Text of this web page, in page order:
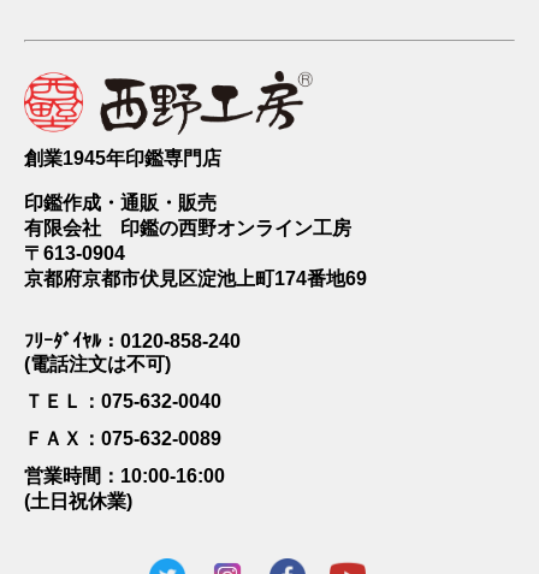
創業1945年印鑑専門店
印鑑作成・通販・販売
有限会社 印鑑の西野オンライン工房
〒613-0904
京都府京都市伏見区淀池上町174番地69
ﾌﾘｰﾀﾞｲﾔﾙ：0120-858-240
(電話注文は不可)
ＴＥＬ：075-632-0040
ＦＡＸ：075-632-0089
営業時間：10:00-16:00
(土日祝休業)